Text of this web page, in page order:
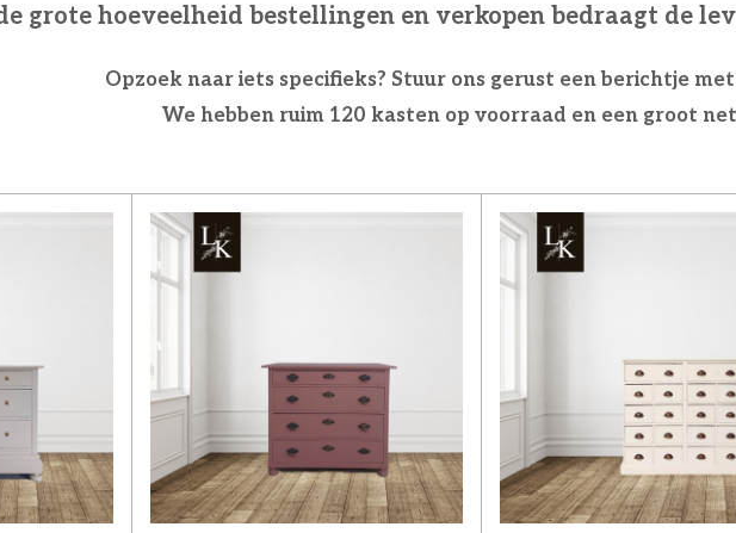
grote hoeveelheid bestellingen en verkopen bedraagt de
Opzoek naar iets specifieks? Stuur ons gerust een berichtje
We hebben ruim 120 kasten op voorraad en een groot